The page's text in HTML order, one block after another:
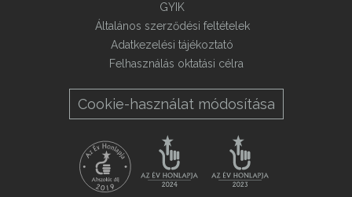
GYIK
Általános szerződési feltételek
Adatkezelési tájékoztató
Felhasználás oktatási célra
Cookie-használat módosítása